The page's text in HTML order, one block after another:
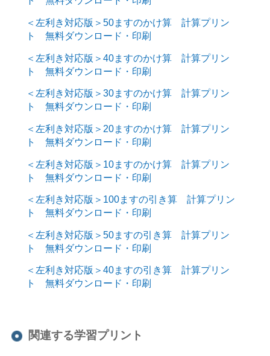
＜左利き対応版＞50ますのかけ算 計算プリン
ト 無料ダウンロード・印刷
＜左利き対応版＞40ますのかけ算 計算プリン
ト 無料ダウンロード・印刷
＜左利き対応版＞30ますのかけ算 計算プリン
ト 無料ダウンロード・印刷
＜左利き対応版＞20ますのかけ算 計算プリン
ト 無料ダウンロード・印刷
＜左利き対応版＞10ますのかけ算 計算プリン
ト 無料ダウンロード・印刷
＜左利き対応版＞100ますの引き算 計算プリン
ト 無料ダウンロード・印刷
＜左利き対応版＞50ますの引き算 計算プリン
ト 無料ダウンロード・印刷
＜左利き対応版＞40ますの引き算 計算プリン
ト 無料ダウンロード・印刷
関連する学習プリント